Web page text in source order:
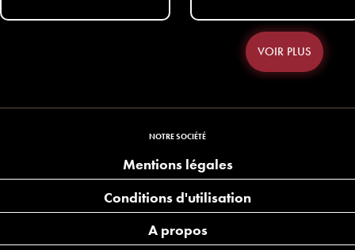
VOIR PLUS
NOTRE SOCIÉTÉ
Mentions légales
Conditions d'utilisation
A propos